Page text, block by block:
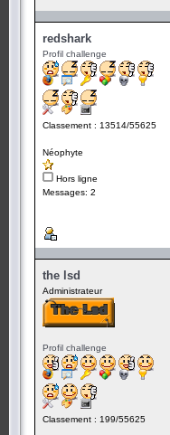
redshark
Profil challenge
Classement : 13514/55625
Néophyte
Hors ligne
Messages: 2
the lsd
Administrateur
Profil challenge
Classement : 199/55625